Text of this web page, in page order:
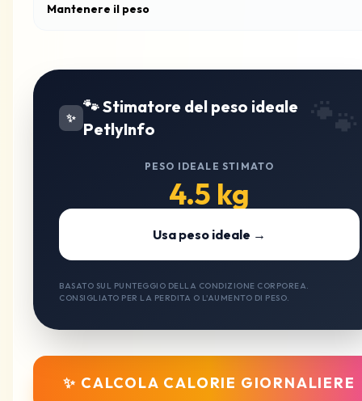
🐾
✨
🐾 Stimatore del peso ideale
PetlyInfo
PESO IDEALE STIMATO
4.5 kg
Usa peso ideale →
BASATO SUL PUNTEGGIO DELLA CONDIZIONE CORPOREA.
CONSIGLIATO PER LA PERDITA O L'AUMENTO DI PESO.
✨ CALCOLA CALORIE GIORNALIERE